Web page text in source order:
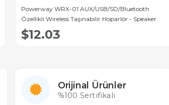
Powerway WRX-01 AUX/USB/SD/Bluetooth
Özellikli Wıreless Taşınabilir Hoparlör - Speaker
$12.03
Orijinal Ürünler
%100 Sertifikalı